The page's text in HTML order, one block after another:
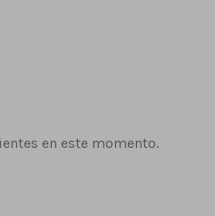
en este momento.